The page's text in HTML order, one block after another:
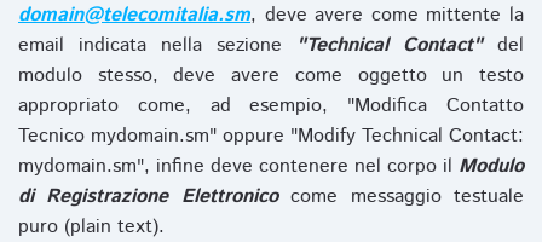
domain@telecomitalia.sm, deve avere come mittente la
email indicata nella sezione
"Technical Contact"del
modulo stesso, deve avere come oggetto un testo
appropriato come, ad esempio, "Modifica Contatto
Tecnico mydomain.sm" oppure "Modify Technical Contact:
mydomain.sm", infine deve contenere nel corpo il Modulo
di Registrazione Elettronicocome messaggio testuale
puro (plain text).